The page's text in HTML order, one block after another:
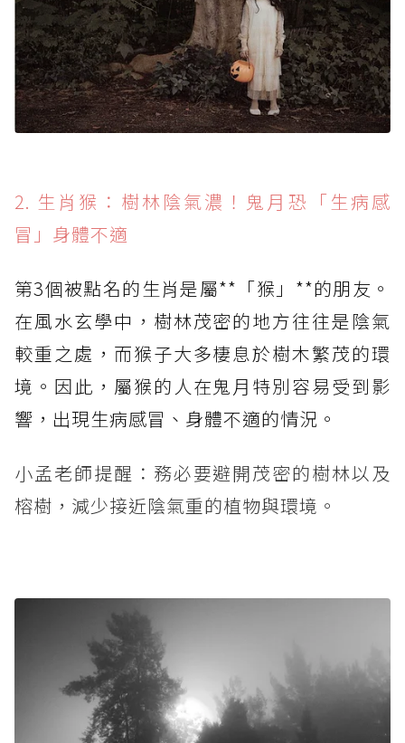
2. 生肖猴：樹林陰氣濃！鬼月恐「生病感
冒」身體不適
第3個被點名的生肖是屬**「猴」**的朋友。
在風水玄學中，樹林茂密的地方往往是陰氣
較重之處，而猴子大多棲息於樹木繁茂的環
境。因此，屬猴的人在鬼月特別容易受到影
響，出現生病感冒、身體不適的情況。
小孟老師提醒：務必要避開茂密的樹林以及
榕樹，減少接近陰氣重的植物與環境。